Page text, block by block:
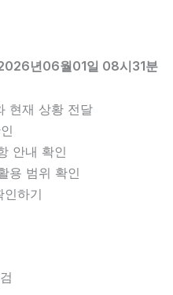
년06월01일 08시31분
현재 상황 전달
안내 확인
용 범위 확인
하기